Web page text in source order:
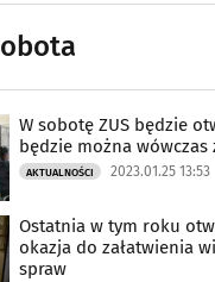
W sobotę ZUS będzie
będzie można wówczas
AKTUALNOŚCI 2023.01.25 13:53
Ostatnia w tym roku
okazja do załatwienia
spraw